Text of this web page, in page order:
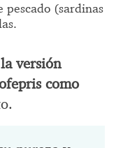
pescado (sardinas
la versión
como